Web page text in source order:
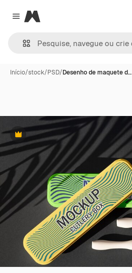
Close menu
Magnific
Início/stock/PSD/Desenho de maquete d…
Premium